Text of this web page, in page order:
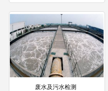
废水及污水检测